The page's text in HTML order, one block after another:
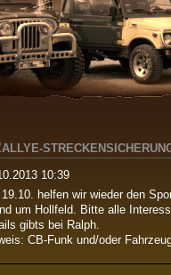
ALLYE-
10:39
helfen wir wieder den
um Hollfeld. Bitte alle
gibts bei Ralph.
CB-Funk und/oder